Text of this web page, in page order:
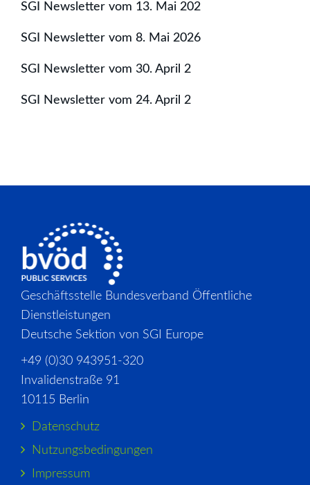
SGI Newsletter vom 13. Mai 202
SGI Newsletter vom 8. Mai 2026
SGI Newsletter vom 30. April 2
SGI Newsletter vom 24. April 2
Geschäftsstelle Bundesverband Öffentliche
Dienstleistungen
Deutsche Sektion von SGI Europe
+49 (0)30 943951-320
Invalidenstraße 91
10115 Berlin
Datenschutz
Nutzungsbedingungen
Impressum